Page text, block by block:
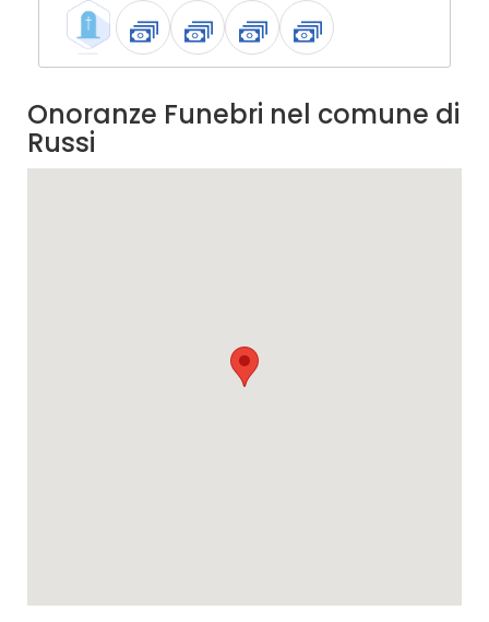
Onoranze Funebri nel comune di
Russi